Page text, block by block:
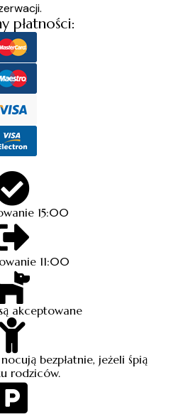
płatności:
15:00
11:00
akceptowane
bezpłatnie, jeżeli śpią
rodziców.